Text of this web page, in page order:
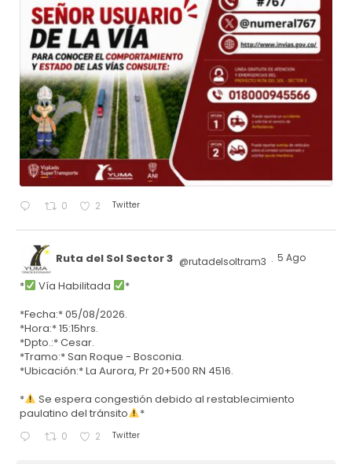
0 2 Twitter
Ruta del Sol Sector 3 @rutadelsoltram3 · 5 Ago
* Vía Habilitada
*
*Fecha:* 05/08/2026.
*Hora:* 15:15hrs.
*Dpto.:* Cesar.
*Tramo:* San Roque - Bosconia.
*Ubicación:* La Aurora, Pr 20+500 RN 4516.
*
Se espera congestión debido al restablecimiento
paulatino del tránsito
*
0 2 Twitter